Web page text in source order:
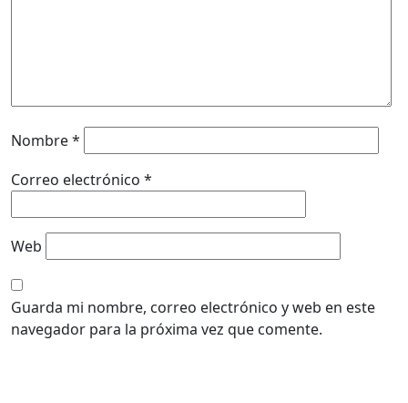
Nombre*
Correo electrónico *
Web
Guarda mi nombre, correo electrónico y web en este
navegador para la próxima vez que comente.